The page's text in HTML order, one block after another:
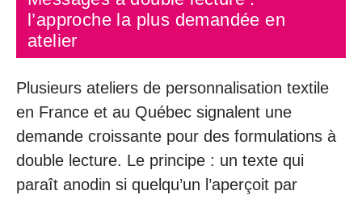
l’approche la plus demandée en
atelier
Plusieurs ateliers de personnalisation textile
en France et au Québec signalent une
demande croissante pour des formulations à
double lecture. Le principe : un texte qui
paraît anodin si quelqu’un l’aperçoit par